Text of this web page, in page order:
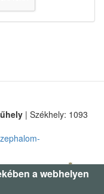
| Székhely: 1093
a webhelyen